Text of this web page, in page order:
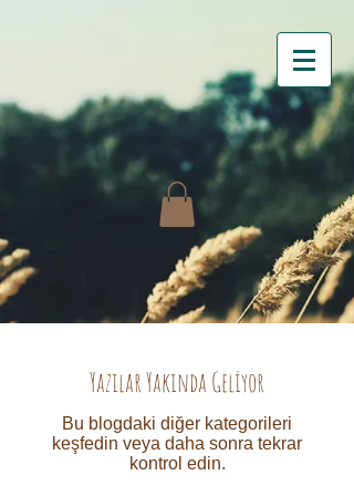
Yazılar Yakında Geliyor
Bu blogdaki diğer kategorileri
keşfedin veya daha sonra tekrar
kontrol edin.